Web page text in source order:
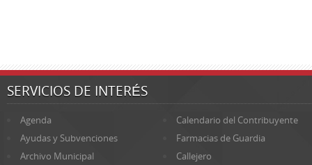
SERVICIOS DE INTERÉS
Agenda
Calendario del Contribuyente
Ayudas y Subvenciones
Farmacias de Guardia
Archivo Municipal
Callejero